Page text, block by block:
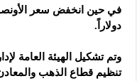
دولاراً. ‏
وتم تشكيل الهيئة العامة
تنظيم قطاع الذهب